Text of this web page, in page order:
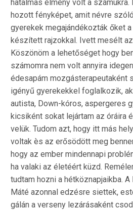
hatalmas élmény volt a
hozott fényképet, amit névre
gyerekek megajándékozták őket
készített rajzokkal. Ivett mesélt
Köszönöm a lehetőséget hogy
számomra nem volt annyira
édesapám mozgásterapeutaként
igényű gyerekekkel foglalkozik,
autista, Down-kóros, aspergeres
kicsiként sokat lejártam az óráira
velük. Tudom azt, hogy itt más
voltak ès az erősödött meg
hogy az ember mindennapi
ha valaki az életéért küzd.
tudtam hozni a hétköznapjaikba.
Máté azonnal edzésre siettek,
gálán a verseny lezárásaként